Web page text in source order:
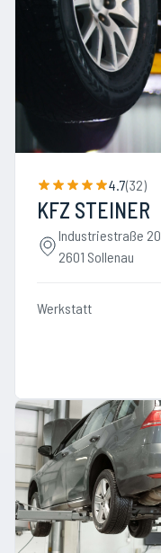
4.7(32)
KFZ STEINER
Industriestraße 20
2601 Sollenau
Werkstatt